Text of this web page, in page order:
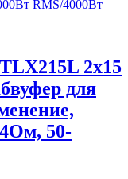
2х15
для
50-